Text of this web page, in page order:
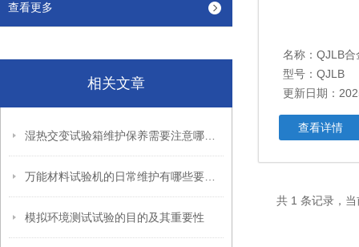
查看更多
相关文章
模拟环境测试试验的目的及其重要性
名称： QJLB合
型号：QJLB
更新日期：
查看详情
共 1 条记录，